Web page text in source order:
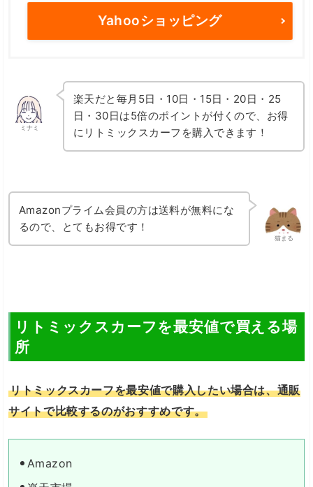
Yahooショッピング
ミナミ
楽天だと毎月5日・10日・15日・20日・25
日・30日は5倍のポイントが付くので、お得
にリトミックスカーフを購入できます！
猫まる
Amazonプライム会員の方は送料が無料にな
るので、とてもお得です！
リトミックスカーフを最安値で買える場
所
リトミックスカーフを最安値で購入したい場合は、通販
サイトで比較するのがおすすめです。
Amazon